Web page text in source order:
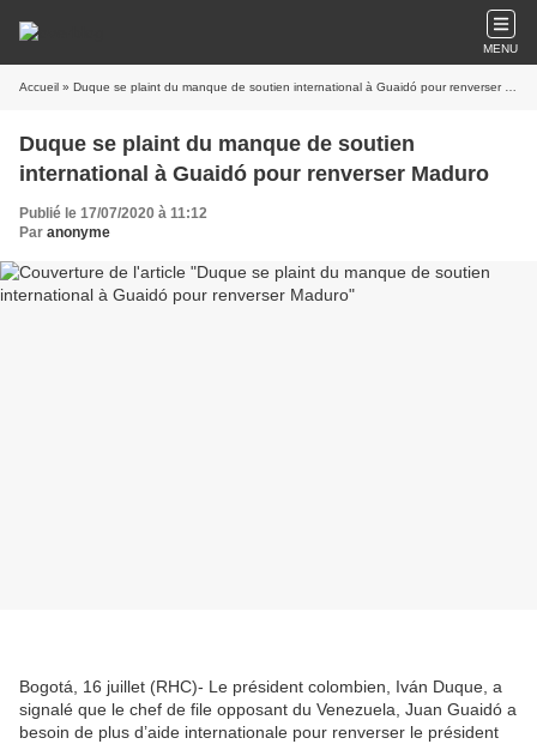
MENU
Accueil » Duque se plaint du manque de soutien international à Guaidó pour renverser Maduro
Duque se plaint du manque de soutien
international à Guaidó pour renverser Maduro
Publié le 17/07/2020 à 11:12
Par anonyme
Bogotá, 16 juillet (RHC)- Le président colombien, Iván Duque, a
signalé que le chef de file opposant du Venezuela, Juan Guaidó a
besoin de plus d’aide internationale pour renverser le président